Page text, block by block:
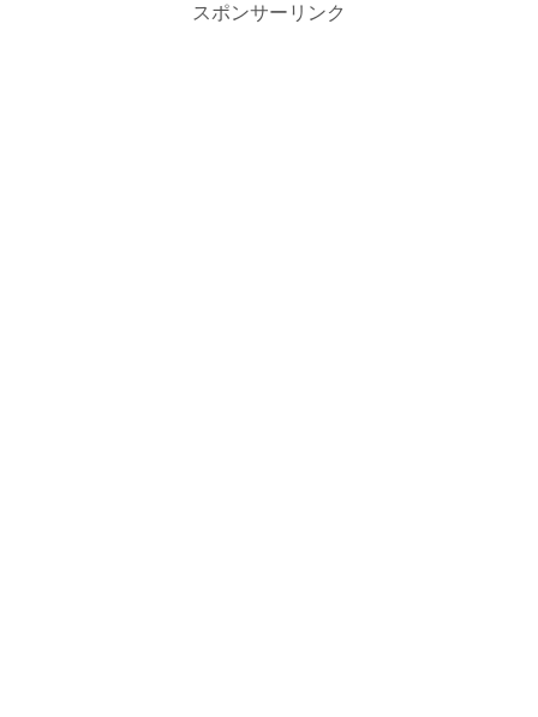
スポンサーリンク